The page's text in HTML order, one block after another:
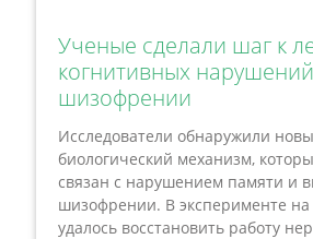
Ученые сделали шаг к
когнитивных
шизофрении
Исследователи обнаружили
биологический механизм,
связан с нарушением памяти и
шизофрении. В эксперименте
удалось восстановить работу